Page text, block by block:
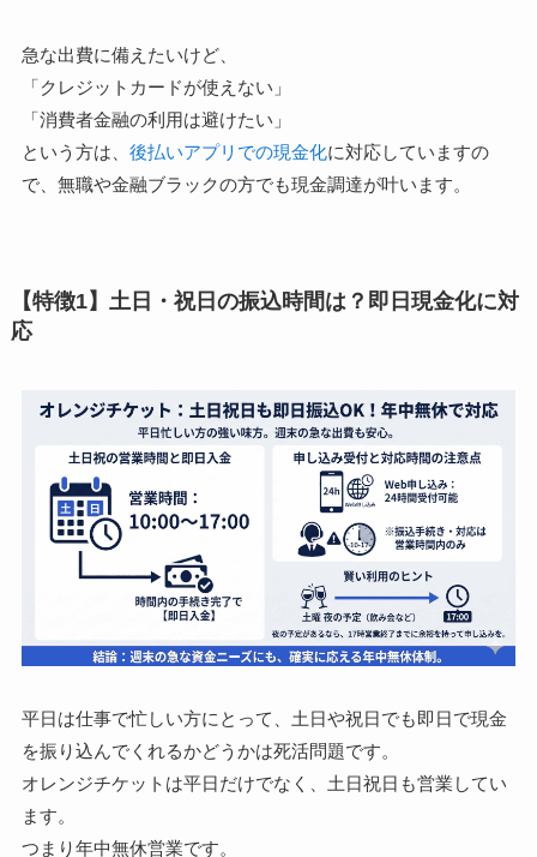
急な出費に備えたいけど、
「クレジットカードが使えない」
「消費者金融の利用は避けたい」
という方は、 後払いアプリでの現金化に対応していますの
で、無職や金融ブラックの方でも現金調達が叶います。
【特徴1】土日・祝日の振込時間は？即日現金化に対
応
平日は仕事で忙しい方にとって、土日や祝日でも即日で現金
を振り込んでくれるかどうかは死活問題です。
オレンジチケットは平日だけでなく、土日祝日も営業してい
ます。
つまり年中無休営業です。